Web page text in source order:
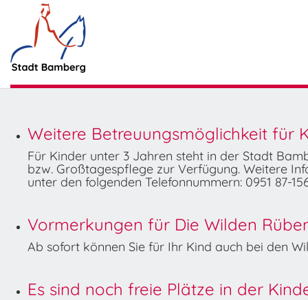
Weitere Betreuungsmöglichkeit für
Für Kinder unter 3 Jahren steht in der Stadt
bzw. Großtagespflege zur Verfügung. Weitere
unter den folgenden Telefonnummern: 0951 87-
Vormerkungen für Die Wilden
Ab sofort können Sie für Ihr Kind auch bei den
Es sind noch freie Plätze in der